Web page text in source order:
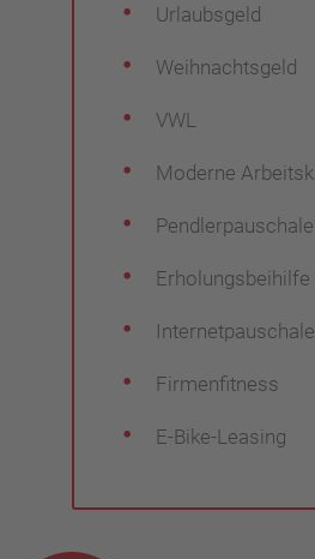
Urlaubsgeld
Weihnachtsgeld
VWL
Moderne
Pendlerpauschale
Erholungsbeihilfe
Internetpauschale
Firmenfitness
E-Bike-Leasing